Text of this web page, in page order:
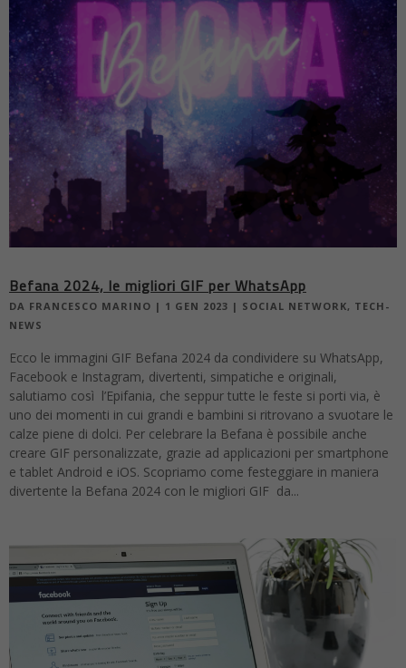
Befana 2024, le migliori GIF per WhatsApp
DA FRANCESCO MARINO | 1 GEN 2023 | SOCIAL NETWORK, TECH-
NEWS
Ecco le immagini GIF Befana 2024 da condividere su WhatsApp,
Facebook e Instagram, divertenti, simpatiche e originali,
salutiamo così l’Epifania, che seppur tutte le feste si porti via, è
uno dei momenti in cui grandi e bambini si ritrovano a svuotare le
calze piene di dolci. Per celebrare la Befana è possibile anche
creare GIF personalizzate, grazie ad applicazioni per smartphone
e tablet Android e iOS. Scopriamo come festeggiare in maniera
divertente la Befana 2024 con le migliori GIF da...